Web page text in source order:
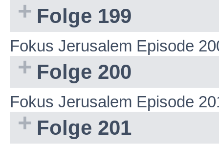
Folge 199
Fokus Jerusalem Episode
Folge 200
Fokus Jerusalem Episode
Folge 201